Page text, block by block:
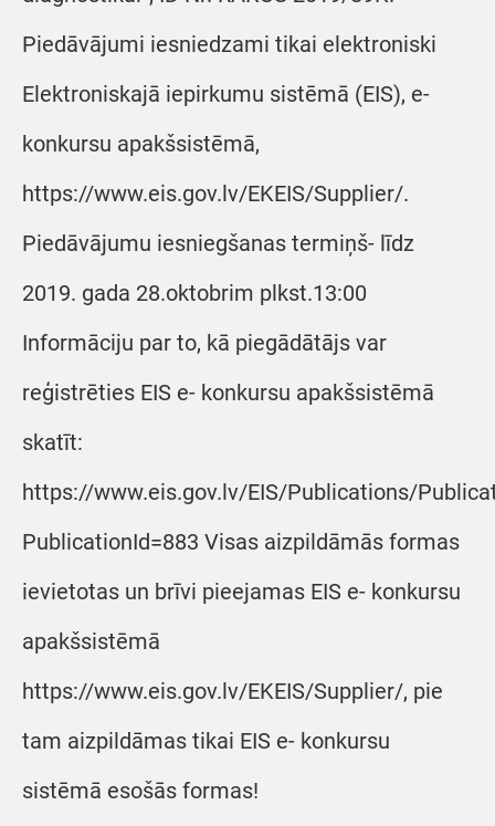
Piedāvājumi iesniedzami tikai elektroniski
Elektroniskajā iepirkumu sistēmā (EIS), e-
konkursu apakšsistēmā,
https://www.eis.gov.lv/EKEIS/Supplier/.
Piedāvājumu iesniegšanas termiņš- līdz
2019. gada 28.oktobrim plkst.13:00
Informāciju par to, kā piegādātājs var
reģistrēties EIS e- konkursu apakšsistēmā
skatīt:
https://www.eis.gov.lv/EIS/Publications/
PublicationId=883 Visas aizpildāmās formas
ievietotas un brīvi pieejamas EIS e- konkursu
apakšsistēmā
https://www.eis.gov.lv/EKEIS/Supplier/, pie
tam aizpildāmas tikai EIS e- konkursu
sistēmā esošās formas!